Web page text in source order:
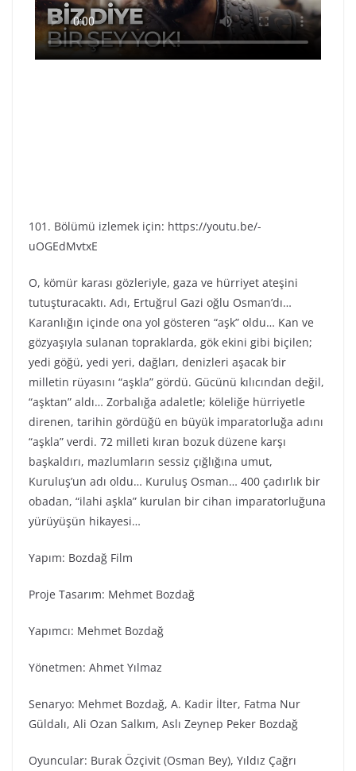
101. Bölümü izlemek için: https://youtu.be/-
uOGEdMvtxE
O, kömür karası gözleriyle, gaza ve hürriyet ateşini
tutuşturacaktı. Adı, Ertuğrul Gazi oğlu Osman’dı…
Karanlığın içinde ona yol gösteren “aşk” oldu… Kan ve
gözyaşıyla sulanan topraklarda, gök ekini gibi biçilen;
yedi göğü, yedi yeri, dağları, denizleri aşacak bir
milletin rüyasını “aşkla” gördü. Gücünü kılıcından değil,
“aşktan” aldı… Zorbalığa adaletle; köleliğe hürriyetle
direnen, tarihin gördüğü en büyük imparatorluğa adını
“aşkla” verdi. 72 milleti kıran bozuk düzene karşı
başkaldırı, mazlumların sessiz çığlığına umut,
Kuruluş’un adı oldu… Kuruluş Osman… 400 çadırlık bir
obadan, “ilahi aşkla” kurulan bir cihan imparatorluğuna
yürüyüşün hikayesi…
Yapım: Bozdağ Fi̇lm
Proje Tasarım: Mehmet Bozdağ
Yapımcı: Mehmet Bozdağ
Yönetmen: Ahmet Yılmaz
Senaryo: Mehmet Bozdağ, A. Kadir İlter, Fatma Nur
Güldalı, Ali Ozan Salkım, Aslı Zeynep Peker Bozdağ
Oyuncular: Burak Özçivit (Osman Bey), Yıldız Çağrı